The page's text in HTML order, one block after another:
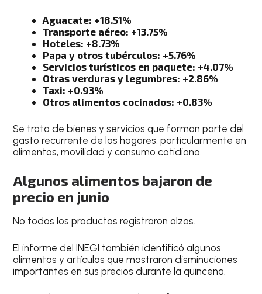
Aguacate: +18.51%
Transporte aéreo: +13.75%
Hoteles: +8.73%
Papa y otros tubérculos: +5.76%
Servicios turísticos en paquete: +4.07%
Otras verduras y legumbres: +2.86%
Taxi: +0.93%
Otros alimentos cocinados: +0.83%
Se trata de bienes y servicios que forman parte del
gasto recurrente de los hogares, particularmente en
alimentos, movilidad y consumo cotidiano.
Algunos alimentos bajaron de
precio en junio
No todos los productos registraron alzas.
El informe del INEGI también identificó algunos
alimentos y artículos que mostraron disminuciones
importantes en sus precios durante la quincena.